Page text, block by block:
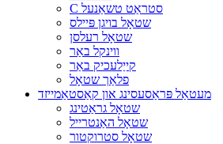
C סטראַט טשאַנעל
שטאָל בויגן פּיילס
שטאָל רעלסן
ווינקל באַר
קייַלעכיק באַר
פלאַך שטאָל
מעטאַל פּראַסעסינג און קאַסטאַמייזד
שטאָל גראַטינג
שטאָל האַנטרייל
שטאָל סטרוקטור